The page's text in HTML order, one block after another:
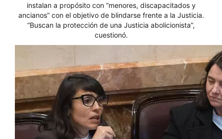
instalan a propósito con “menores, discapacitados y
ancianos” con el objetivo de blindarse frente a la Justicia.
“Buscan la protección de una Justicia abolicionista”,
cuestionó.